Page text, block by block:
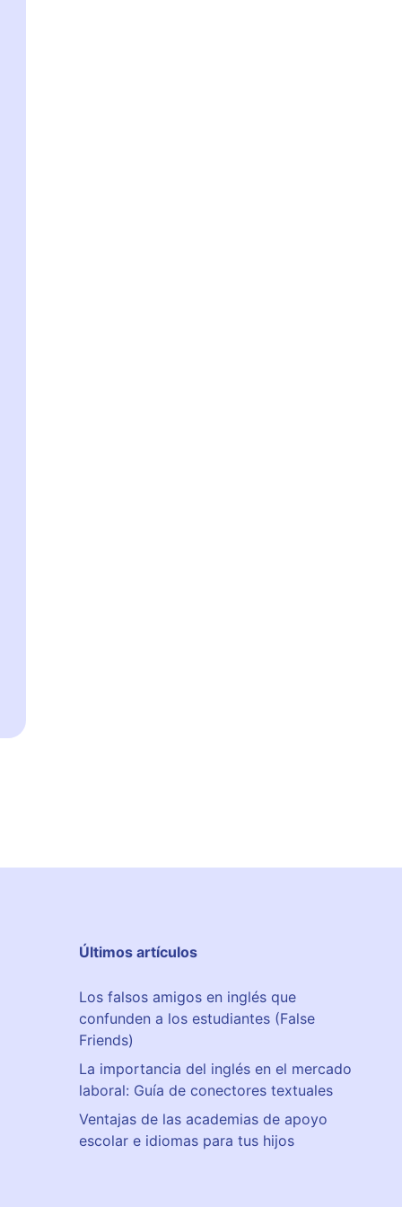
Últimos artículos
Los falsos amigos en inglés que
confunden a los estudiantes (False
Friends)
La importancia del inglés en el mercado
laboral: Guía de conectores textuales
Ventajas de las academias de apoyo
escolar e idiomas para tus hijos